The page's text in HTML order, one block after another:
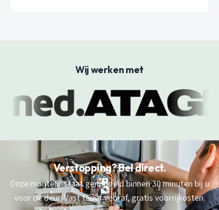
Wij werken met
Verstopping? Bel direct.
Onze monteur staat gemiddeld binnen 30 minuten bij u
voor de deur. Vast tarief vooraf, gratis voorrijkosten.